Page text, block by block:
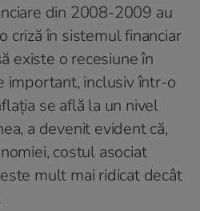
din 2008-2009 au
criză în sistemul financiar
existe o recesiune în
important, inclusiv într-o
se află la un nivel
a devenit evident că,
costul asociat
mult mai ridicat decât